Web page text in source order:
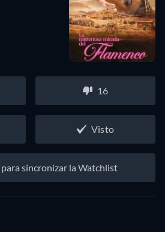
16
Visto
para sincronizar la Watchlist